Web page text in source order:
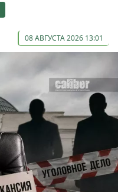
08 АВГУСТА 2026 13:01